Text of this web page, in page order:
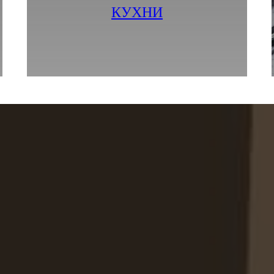
КУХНИ
ПОСМОТРЕТЬ ФОТО И ЦЕНЫ